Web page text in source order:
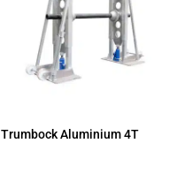
Trumbock Aluminium 4T